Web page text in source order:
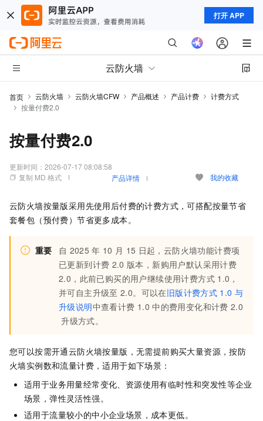
打开 APP
云防火墙
首页 云防火墙 云防火墙CFW 产品概述 产品计费
计费方式
按量付费2.0
按量付费2.0
更新时间： 2026-07-17 08:08:58
复制 MD 格式
产品详情 我的收藏
云防火墙按量版采用先使用后付费的计费方式，可搭配按量节省
套餐包（预付费）节省更多成本。
重要 自 2025 年 10 月 15 日起，云防火墙功能计费项
已更新到计费 2.0 版本，新购用户默认采用计费
2.0，此前已购买的用户继续使用计费方式 1.0，
并可自主升级至 2.0。可以在旧版计费方式 1.0 与
升级说明中查看计费 1.0 中的费用变化和计费 2.0
升级方式。
您可以按需开通云防火墙按量版，无需提前购买大量资源，按防
火墙实例数和流量计费，适用于如下场景：
适用于业务用量经常变化、资源使用有临时性和突发性等企业
场景，弹性灵活性强。
适用于流量较小的中小企业场景，成本更低。